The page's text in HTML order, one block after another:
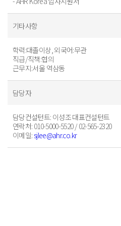
기타사항
학력:대졸이상, 외국어:무관
직급/직책:협의
근무지:서울 역삼동
담당자
담당컨설턴트: 이성조 대표컨설턴트
연락처: 010-5000-5520 / 02-565-2320
이메일: sjlee@ahr.co.kr